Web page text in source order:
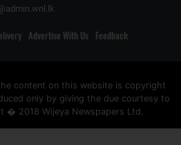
Advertise With Us Feedback
content on this website is copyright
only by giving the due courtesy to
� 2018 Wijeya Newspapers Ltd.